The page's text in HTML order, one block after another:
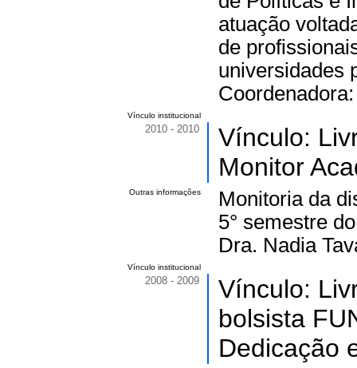
atuação
de
universidades
Vínculo institucional
2010 - 2010
Vínculo:
Monitor
Outras informações
Monitoria da
5° semestre
Dra. Nadia
Vínculo institucional
2008 - 2009
Vínculo:
bolsista
Dedicação